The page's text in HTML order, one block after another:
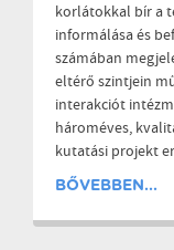
korlátokkal bír a
informálása és
számában
eltérő szintjein
interakciót
hároméves,
kutatási projekt
BŐVEBBEN...